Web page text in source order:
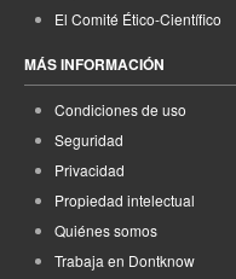
El Comité Ético-Científico
MÁS INFORMACIÓN
Condiciones de uso
Seguridad
Privacidad
Propiedad intelectual
Quiénes somos
Trabaja en Dontknow